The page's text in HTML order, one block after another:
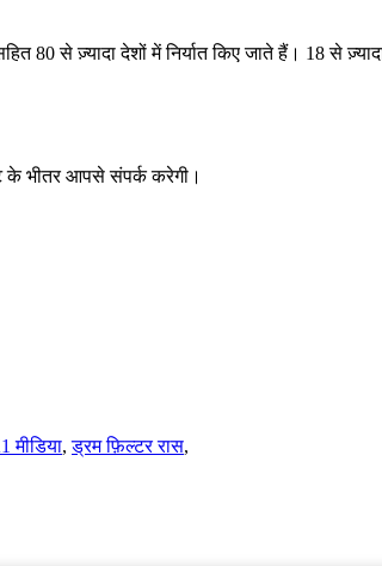
80 से ज़्यादा देशों में निर्यात किए जाते हैं। 18 से
के भीतर आपसे संपर्क करेगी।
मीडिया,ड्रम फ़िल्टर रास,